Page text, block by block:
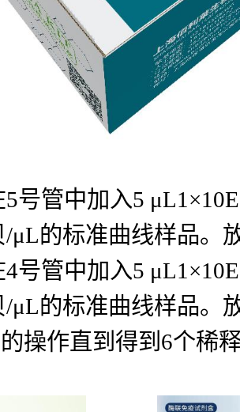
5号管中加入5
/μL的标准曲线样品。
4号管中加入5
/μL的标准曲线样品。
操作直到得到6个稀